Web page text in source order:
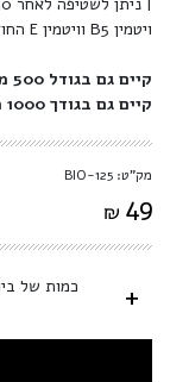
ויטמין B5 וויטמין E החודרים לסיב השערה ומעניקים רכות, ברק ואלסטיות
קיים גם בגודל 500 מ''ל
קיים גם בגודך 1000 מ''ל
מק"ט: BIO-125
₪ 49
+ כמות של